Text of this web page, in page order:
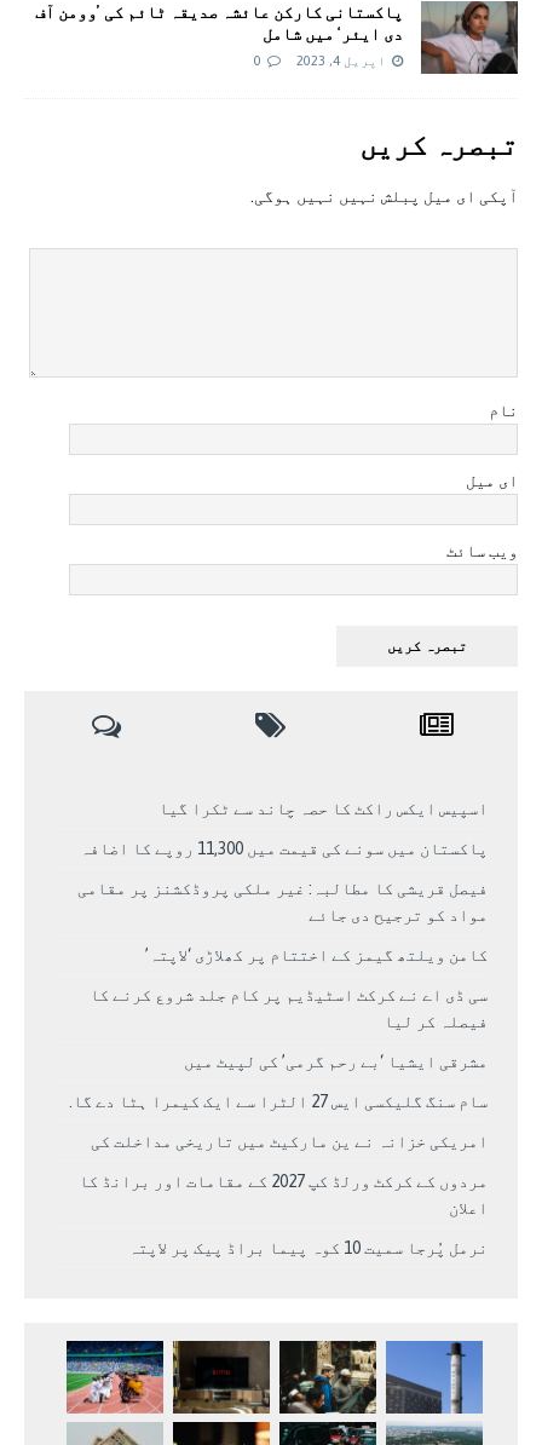
پاکستانی کارکن عائشہ صدیقہ ٹائم کی ’وومن آف
دی ایئر‘ میں شامل
اپریل 4, 2023 0
تبصرہ کريں
آپکی ای ميل پبلش نہيں نہيں ہوگی.
نام
ای میل
ویب سائٹ
اسپیس ایکس راکٹ کا حصہ چاند سے ٹکرا گیا
پاکستان میں سونے کی قیمت میں 11,300 روپے کا اضافہ
فیصل قریشی کا مطالبہ: غیر ملکی پروڈکشنز پر مقامی
مواد کو ترجیح دی جائے
کامن ویلتھ گیمز کے اختتام پر کھلاڑی ‘لاپتہ’
سی ڈی اے نے کرکٹ اسٹیڈیم پر کام جلد شروع کرنے کا
فیصلہ کر لیا
مشرقی ایشیا ‘بے رحم گرمی’ کی لپیٹ میں
سام سنگ گلیکسی ایس 27 الٹرا سے ایک کیمرا ہٹا دے گا.
امریکی خزانہ نے ین مارکیٹ میں تاریخی مداخلت کی
مردوں کے کرکٹ ورلڈ کپ 2027 کے مقامات اور برانڈ کا
اعلان
نرمل پُرجا سمیت 10 کوہ پیما براڈ پیک پر لاپتہ